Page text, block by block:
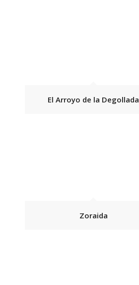
El Arroyo de la Degollada
Zoraida